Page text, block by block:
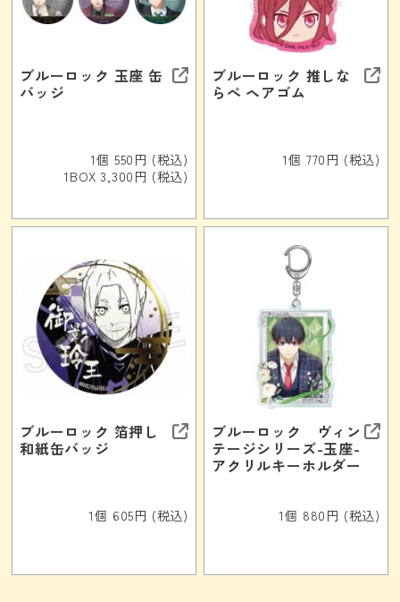
ブルーロック 玉座 缶
バッジ
1個 550円 (税込)
1BOX 3,300円 (税込)
ブルーロック 推しな
らべ ヘアゴム
1個 770円 (税込)
ブルーロック 箔押し
和紙缶バッジ
1個 605円 (税込)
ブルーロック ヴィン
テージシリーズ-玉座-
アクリルキーホルダー
1個 880円 (税込)